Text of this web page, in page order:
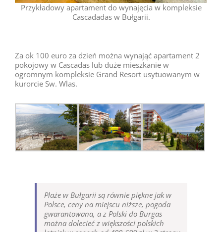
Przykładowy apartament do wynajęcia w kompleksie
Cascadadas w Bułgarii.
Za ok 100 euro za dzień można wynająć apartament 2
pokojowy w Cascadas lub duże mieszkanie w
ogromnym kompleksie Grand Resort usytuowanym w
kurorcie Sw. Wlas.
Plaże w Bułgarii są równie piękne jak w
Polsce, ceny na miejscu niższe, pogoda
gwarantowana, a z Polski do Burgas
można dolecieć z większości polskich